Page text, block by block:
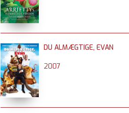
DU ALMÆGTIGE, EVAN
2007